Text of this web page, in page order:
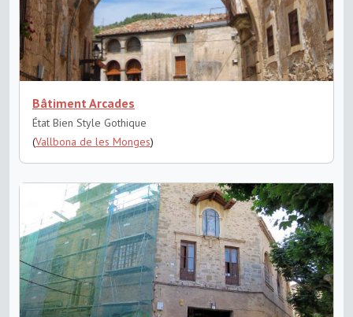
Bâtiment Arcades
État Bien Style Gothique
(Vallbona de les Monges)